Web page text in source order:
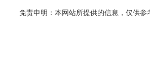
免责申明：本网站所提供的信息，仅供参